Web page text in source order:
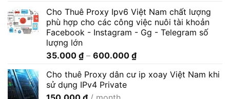
Cho Thuê Proxy Ipv6 Việt Nam chất lượng
phù hợp cho các công việc nuôi tài khoản
Facebook - Instagram - Gg - Telegram số
lượng lớn
35.000 ₫ – 600.000 ₫Khoảng
từ
Cho thuê Proxy dân cư ip xoay Việt Nam khi
sử dụng IPv4 Private